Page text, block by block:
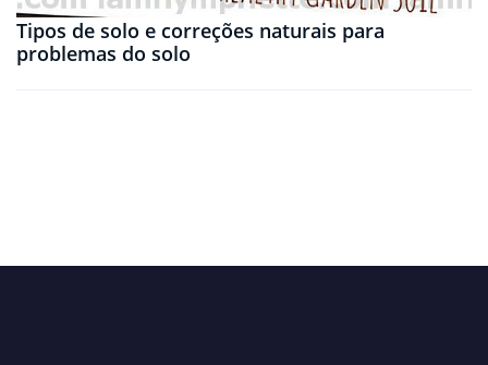
Tipos de solo e correções naturais para
problemas do solo